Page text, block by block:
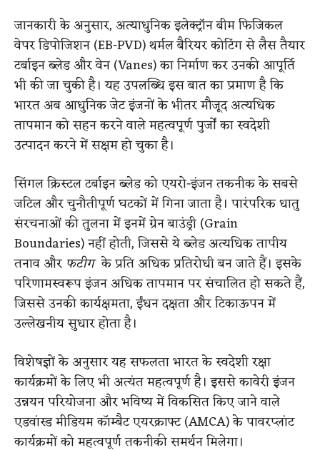
जानकारी के अनुसार, अत्याधुनिक इलेक्ट्रॉन बीम फिजिकल
वेपर डिपोजिशन (EB-PVD) थर्मल बैरियर कोटिंग से लैस तैयार
टर्बाइन ब्लेड और वेन (Vanes) का निर्माण कर उनकी आपूर्ति
भी की जा चुकी है। यह उपलब्धि इस बात का प्रमाण है कि
भारत अब आधुनिक जेट इंजनों के भीतर मौजूद अत्यधिक
तापमान को सहन करने वाले महत्वपूर्ण पुर्जों का स्वदेशी
उत्पादन करने में सक्षम हो चुका है।
सिंगल क्रिस्टल टर्बाइन ब्लेड को एयरो-इंजन तकनीक के सबसे
जटिल और चुनौतीपूर्ण घटकों में गिना जाता है। पारंपरिक धातु
संरचनाओं की तुलना में इनमें ग्रेन बाउंड्री (Grain
Boundaries) नहीं होती, जिससे ये ब्लेड अत्यधिक तापीय
तनाव और फटीगके प्रति अधिक प्रतिरोधी बन जाते हैं। इसके
परिणामस्वरूप इंजन अधिक तापमान पर संचालित हो सकते हैं,
जिससे उनकी कार्यक्षमता, ईंधन दक्षता और टिकाऊपन में
उल्लेखनीय सुधार होता है।
विशेषज्ञों के अनुसार यह सफलता भारत के स्वदेशी रक्षा
कार्यक्रमों के लिए भी अत्यंत महत्वपूर्ण है। इससे कावेरी इंजन
उन्नयन परियोजना और भविष्य में विकसित किए जाने वाले
एडवांस्ड मीडियम कॉम्बैट एयरक्राफ्ट (AMCA) के पावरप्लांट
कार्यक्रमों को महत्वपूर्ण तकनीकी समर्थन मिलेगा।